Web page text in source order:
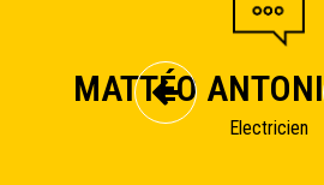
MATTÉO
Electricien